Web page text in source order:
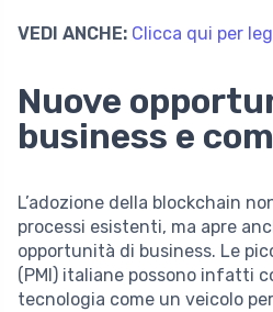
VEDI ANCHE: Clicca qui per
Nuove
business e
L’adozione della blockchain
processi esistenti, ma apre
opportunità di business. Le
(PMI) italiane possono infatti
tecnologia come un veicolo